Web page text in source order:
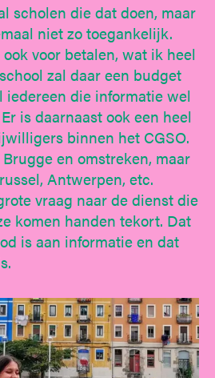
scholen die dat doen, maar
niet zo toegankelijk.
voor betalen, wat ik heel
zal daar een budget
die informatie wel
is daarnaast ook een heel
binnen het CGSO.
en omstreken, maar
Antwerpen, etc.
vraag naar de dienst die
komen handen tekort. Dat
is aan informatie en dat